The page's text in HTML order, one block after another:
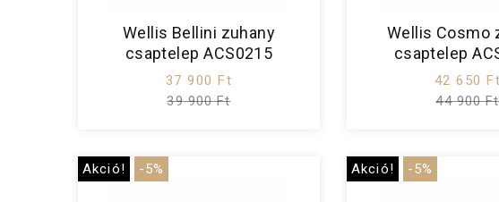
Wellis Bellini zuhany
csaptelep ACS0215
37 900 Ft
39 900 Ft
Wellis Cosmo
csaptelep
42 650 Ft
44 900 Ft
Akció! -5% Akció! -5%